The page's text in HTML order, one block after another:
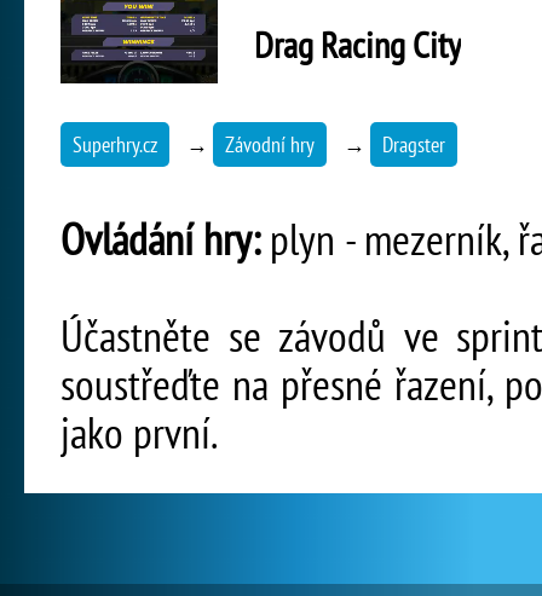
Drag Racing City
Superhry.cz → Závodní hry → Dragster
Ovládání hry:plyn - mezerník,
Účastněte se závodů ve
soustřeďte na přesné řazení,
jako první.